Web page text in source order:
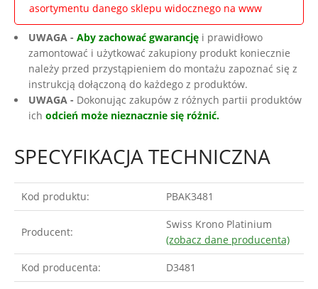
asortymentu danego sklepu widocznego na www
UWAGA - Aby zachować gwarancję i prawidłowo
zamontować i użytkować zakupiony produkt koniecznie
należy przed przystąpieniem do montażu zapoznać się z
instrukcją dołączoną do każdego z produktów.
UWAGA - Dokonując zakupów z różnych partii produktów
ich odcień może nieznacznie się różnić.
SPECYFIKACJA TECHNICZNA
Kod produktu: PBAK3481
Producent:
Swiss Krono Platinium
(zobacz dane producenta)
Kod producenta: D3481